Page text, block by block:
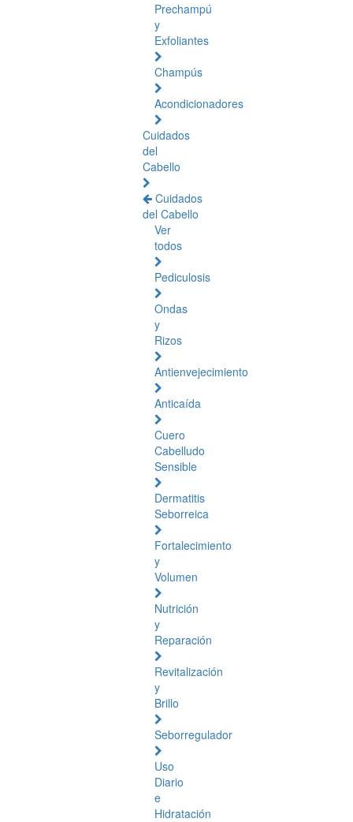
Prechampú
y
Exfoliantes
Champús
Acondicionadores
Cuidados
del
Cabello
Cuidados
del Cabello
Ver
todos
Pediculosis
Ondas
y
Rizos
Antienvejecimiento
Anticaída
Cuero
Cabelludo
Sensible
Dermatitis
Seborreica
Fortalecimiento
y
Volumen
Nutrición
y
Reparación
Revitalización
y
Brillo
Seborregulador
Uso
Diario
e
Hidratación